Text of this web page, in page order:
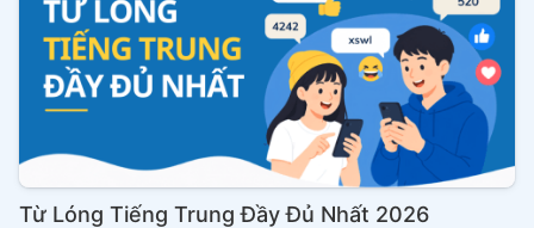
Từ Lóng Tiếng Trung Đầy Đủ Nhất 2026